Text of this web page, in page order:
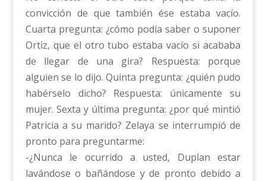
convicción de que también ése estaba vacío.
Cuarta pregunta: ¿cómo podía saber o suponer
Ortiz, que el otro tubo estaba vacío si acababa
de llegar de una gira? Respuesta: porque
alguien se lo dijo. Quinta pregunta: ¿quién pudo
habérselo dicho? Respuesta: únicamente su
mujer. Sexta y última pregunta: ¿por qué mintió
Patricia a su marido? Zelaya se interrumpió de
pronto para preguntarme:
-¿Nunca le ocurrido a usted, Duplan estar
lavándose o bañándose y de pronto debido a